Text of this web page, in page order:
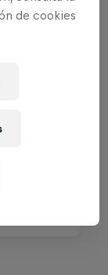
de cookies